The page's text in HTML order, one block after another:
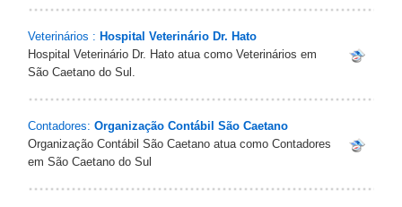
Veterinários : Hospital Veterinário Dr. Hato
Hospital Veterinário Dr. Hato atua como Veterinários em
São Caetano do Sul.
Contadores: Organização Contábil São Caetano
Organização Contábil São Caetano atua como Contadores
em São Caetano do Sul